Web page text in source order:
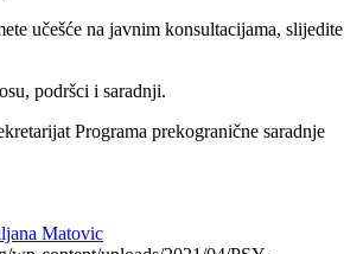
učešće na javnim konsultacijama, slijedite
podršci i saradnji.
Programa prekogranične saradnje
Matovic